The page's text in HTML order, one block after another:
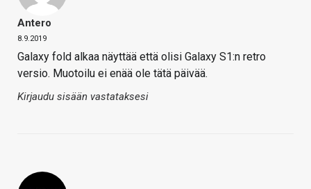
Antero
8.9.2019
Galaxy fold alkaa näyttää että olisi Galaxy S1:n retro
versio. Muotoilu ei enää ole tätä päivää.
Kirjaudu sisään vastataksesi